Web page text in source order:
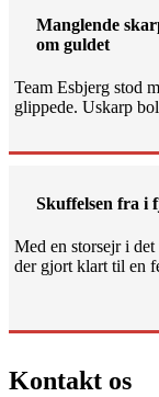
Manglende
om guldet
Team Esbjerg stod
glippede. Uskarp
Skuffelsen fra i
Med en storsejr i
der gjort klart til en
Kontakt os